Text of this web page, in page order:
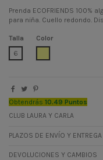
Prenda ECOFRIENDS 100%
para niña. Cuello redondo.
Talla
6
Color
Obtendrás 10.49 Puntos
CLUB LAURA Y CARLA
PLAZOS DE ENVÍO Y ENTREGA
DEVOLUCIONES Y CAMBIOS